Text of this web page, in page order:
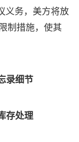
义务，美方将放
制措施，使其
录细节
存处理